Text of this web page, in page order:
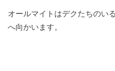
オールマイトはデクたちのい
へ向かいます。